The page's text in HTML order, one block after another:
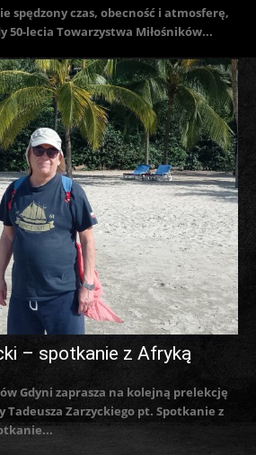
spędzony czas, obecność i atmosferę,
50-lecia Towarzystwa Miłośników...
– spotkanie z Afryką
Gdyni zaprasza na kolejną prelekcję
Zarzyckiego pt. Spotkanie z